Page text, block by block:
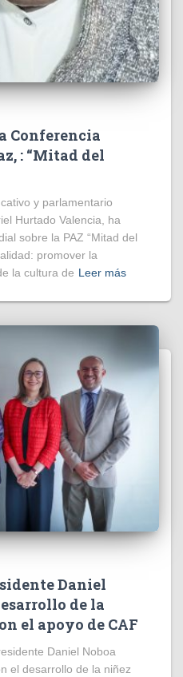
Conferencia
: “Mitad del
y parlamentario
Hurtado Valencia, ha
sobre la PAZ “Mitad del
promover la
la cultura de Leer más
Daniel
de la
el apoyo de CAF
Daniel Noboa
el desarrollo de la niñez